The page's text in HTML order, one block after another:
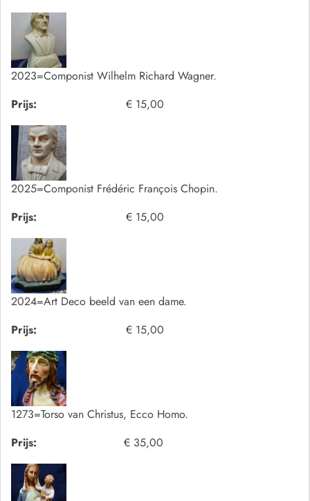
2023=Componist Wilhelm Richard Wagner.
Prijs:
€ 15,00
2025=Componist Frédéric François Chopin.
Prijs:
€ 15,00
2024=Art Deco beeld van een dame.
Prijs:
€ 15,00
1273=Torso van Christus, Ecco Homo.
Prijs:
€ 35,00